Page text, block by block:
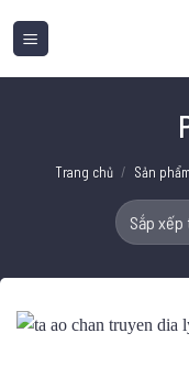
qua
Trang chủ / Sản phẩm